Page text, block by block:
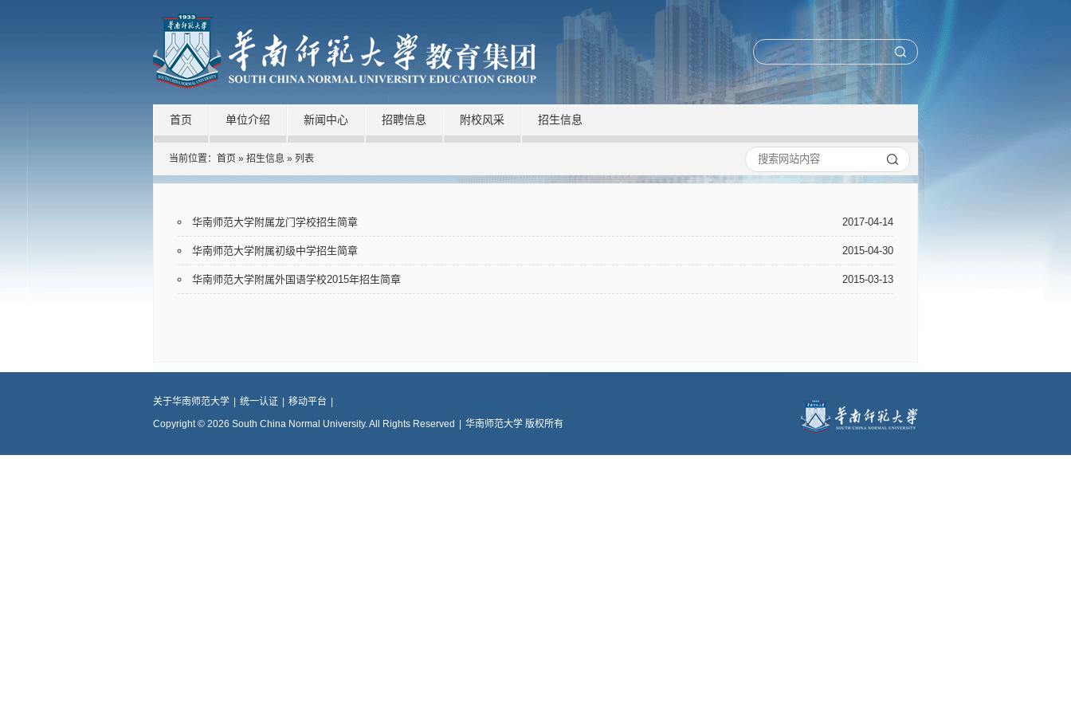
首页 单位介绍 新闻中心 招聘信息 附校风采 招生信息
当前位置： 首页 » 招生信息 » 列表
2017-04-14
华南师范大学附属龙门学校招生简章
2015-04-30
华南师范大学附属初级中学招生简章
2015-03-13
华南师范大学附属外国语学校2015年招生简章
关于华南师范大学 统一认证 移动平台
Copyright © 2026 South China Normal University. All Rights Reserved
华南师范大学 版权所有